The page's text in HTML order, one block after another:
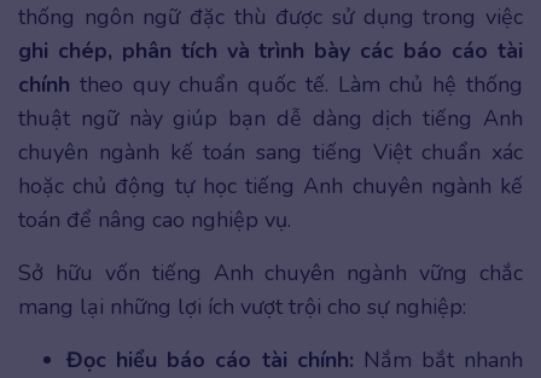
thống ngôn ngữ đặc thù được sử dụng trong việc
ghi chép, phân tích và trình bày các báo cáo tài
chính theo quy chuẩn quốc tế. Làm chủ hệ thống
thuật ngữ này giúp bạn dễ dàng dịch tiếng Anh
chuyên ngành kế toán sang tiếng Việt chuẩn xác
hoặc chủ động tự học tiếng Anh chuyên ngành kế
toán để nâng cao nghiệp vụ.
Sở hữu vốn tiếng Anh chuyên ngành vững chắc
mang lại những lợi ích vượt trội cho sự nghiệp:
Đọc hiểu báo cáo tài chính: Nắm bắt nhanh